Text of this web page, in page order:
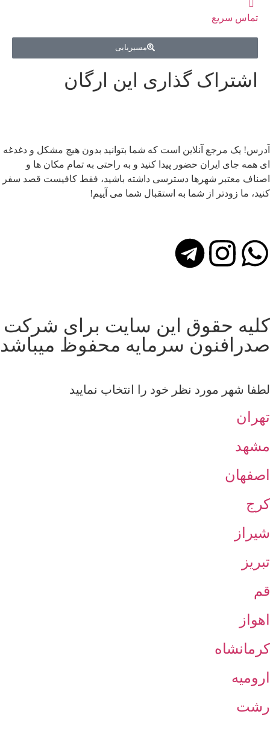
تماس سریع
مسیریابی
اشتراک گذاری این ارگان
آدرس! یک مرجع آنلاین است که شما بتوانید بدون هیچ مشکل و دغدغه
ای همه جای ایران حضور پیدا کنید و به راحتی به تمام مکان ها و
اصناف معتبر شهرها دسترسی داشته باشید، فقط کافیست قصد سفر
کنید، ما زودتر از شما به استقبال شما می آییم!
کلیه حقوق این سایت برای شرکت
صدرافنون سرمایه محفوظ میباشد
لطفا شهر مورد نظر خود را انتخاب نمایید
تهران
مشهد
اصفهان
کرج
شیراز
تبریز
قم
اهواز
کرمانشاه
ارومیه
رشت